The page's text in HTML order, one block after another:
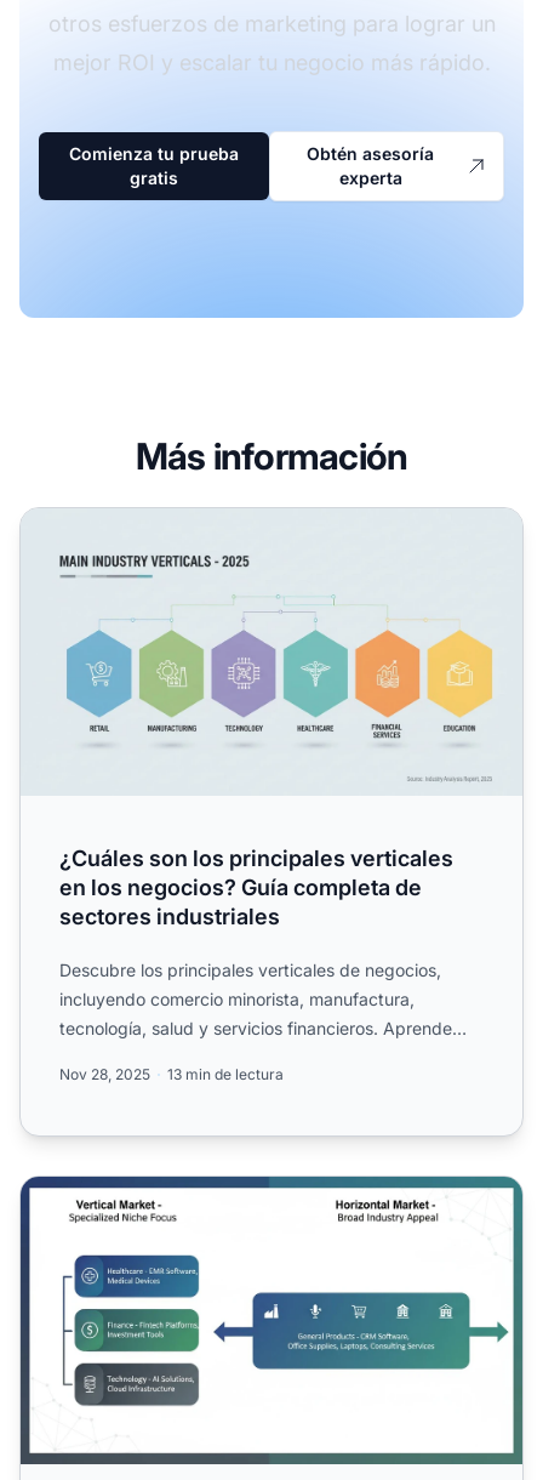
otros esfuerzos de marketing para lograr un
mejor ROI y escalar tu negocio más rápido.
Comienza tu prueba
gratis
Obtén asesoría
experta
Más información
¿Cuáles son los principales verticales en los negocios?
¿Cuáles son los principales verticales
en los negocios? Guía completa de
sectores industriales
Descubre los principales verticales de negocios,
incluyendo comercio minorista, manufactura,
tecnología, salud y servicios financieros. Aprende
Nov 28, 2025 13 min de lectura
¿Qué significa verticales en los negocios y el marketing?